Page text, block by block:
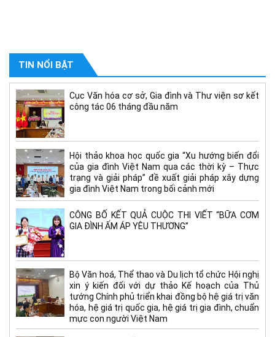
TIN NỔI BẬT
Cục Văn hóa cơ sở, Gia đình và Thư viện sơ kết
công tác 06 tháng đầu năm
Hội thảo khoa học quốc gia “Xu hướng biến đổi
của gia đình Việt Nam qua các thời kỳ – Thực
trạng và giải pháp” đề xuất giải pháp xây dựng
gia đình Việt Nam trong bối cảnh mới
CÔNG BỐ KẾT QUẢ CUỘC THI VIẾT “BỮA CƠM
GIA ĐÌNH ẤM ÁP YÊU THƯƠNG”
Bộ Văn hoá, Thể thao và Du lịch tổ chức Hội nghị
xin ý kiến đối với dự thảo Kế hoạch của Thủ
tướng Chính phủ triển khai đồng bộ hệ giá trị văn
hóa, hệ giá trị quốc gia, hệ giá trị gia đình, chuẩn
mực con người Việt Nam